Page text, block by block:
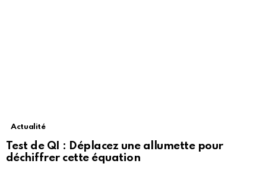
Actualité
Test de QI : Déplacez une allumette pour
déchiffrer cette équation